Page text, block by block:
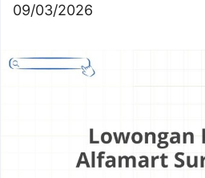
09/03/2026